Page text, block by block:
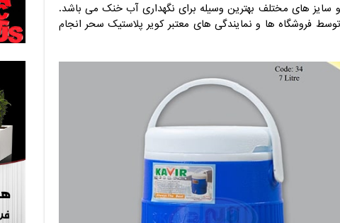
سایز های مختلف بهترین وسیله برای نگهداری آب خنک می باشد.
فروشگاه ها و نمایندگی های معتبر کویر پلاستیک سحر انجام